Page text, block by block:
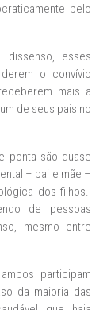
pelo
esses
o convívio
mais a
de seus pais no
ponta são quase
– pai e mãe –
dos filhos.
de pessoas
mesmo entre
participam
da maioria das